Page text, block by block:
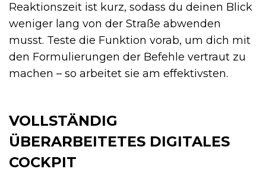
Reaktionszeit ist kurz, sodass du deinen Blick
weniger lang von der Straße abwenden
musst. Teste die Funktion vorab, um dich mit
den Formulierungen der Befehle vertraut zu
machen – so arbeitet sie am effektivsten.
VOLLSTÄNDIG
ÜBERARBEITETES DIGITALES
COCKPIT